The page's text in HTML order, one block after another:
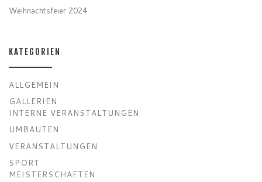
Weihnachtsfeier 2024
KATEGORIEN
ALLGEMEIN
GALLERIEN
INTERNE VERANSTALTUNGEN
UMBAUTEN
VERANSTALTUNGEN
SPORT
MEISTERSCHAFTEN